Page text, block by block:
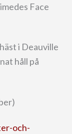
Face
i Deauville
håll på
och-